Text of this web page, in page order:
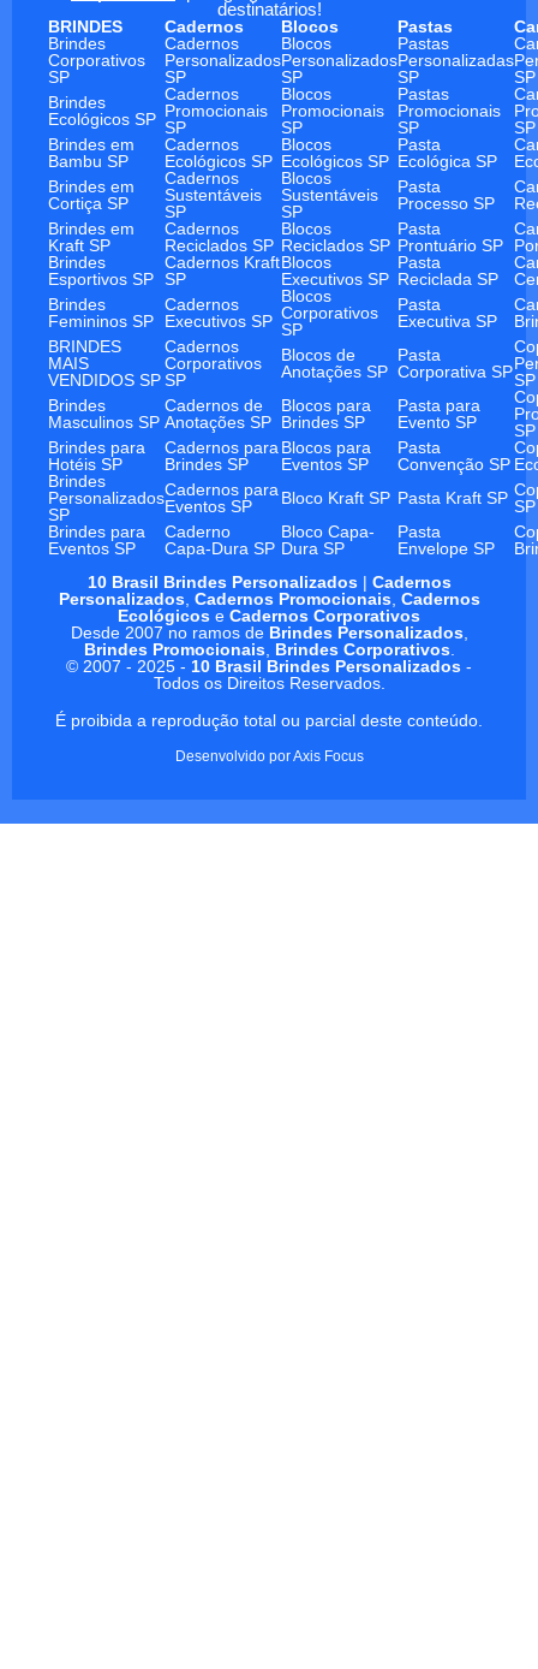
destinatários!
BRINDES
Cadernos Blocos Pastas
Brindes
Corporativos
SP
Cadernos
Personalizados
SP
Blocos
Personalizados
SP
Pastas
Personalizadas
SP
SP
Brindes
Ecológicos SP
Cadernos
Promocionais
SP
Blocos
Promocionais
SP
Pastas
Promocionais
SP
SP
Brindes em
Bambu SP
Cadernos
Ecológicos SP
Blocos
Ecológicos SP
Pasta
Ecológica SP
Brindes em
Cortiça SP
Cadernos
Sustentáveis
SP
Blocos
Sustentáveis
SP
Pasta
Processo SP
Brindes em
Kraft SP
Cadernos
Reciclados SP
Blocos
Reciclados SP
Pasta
Prontuário SP
Brindes
Esportivos SP
Cadernos Kraft
SP
Blocos
Executivos SP
Pasta
Reciclada SP
Brindes
Femininos SP
Cadernos
Executivos SP
Blocos
Corporativos
SP
Pasta
Executiva SP
BRINDES
MAIS
VENDIDOS SP
Cadernos
Corporativos
SP
Blocos de
Anotações SP
Pasta
Corporativa SPSP
Brindes
Masculinos SP
Cadernos de
Anotações SP
Blocos para
Brindes SP
Pasta para
Evento SP
SP
Brindes para
Hotéis SP
Cadernos para
Brindes SP
Blocos para
Eventos SP
Pasta
Convenção SP
Brindes
Personalizados
SP
Cadernos para
Eventos SP
Bloco Kraft SP Pasta Kraft SP SP
Brindes para
Eventos SP
Caderno
Capa-Dura SP
Bloco Capa-
Dura SP
Pasta
Envelope SP
10 Brasil Brindes Personalizados| Cadernos
Personalizados, Cadernos Promocionais, Cadernos
Ecológicos e Cadernos Corporativos
Desde 2007 no ramos de Brindes Personalizados,
Brindes Promocionais, Brindes Corporativos.
© 2007 - 2025 - 10 Brasil Brindes Personalizados -
Todos os Direitos Reservados.
É proibida a reprodução total ou parcial deste conteúdo.
Desenvolvido porAxis Focus